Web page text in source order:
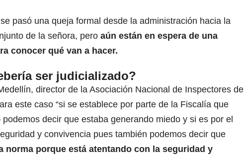
pasó una queja formal desde la administración hacia la
de la señora, pero aún están en espera de una
conocer qué van a hacer.
ser judicializado?
director de la Asociación Nacional de Inspectores de
este caso “si se establece por parte de la Fiscalía que
decir que estaba generando miedo y si es por el
y convivencia pues también podemos decir que
norma porque está atentando con la seguridad y